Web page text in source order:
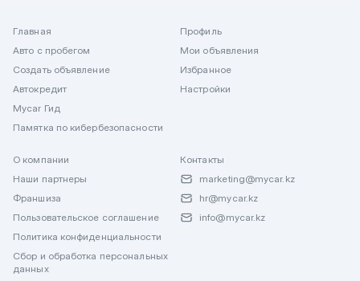
Главная
Авто с пробегом
Создать объявление
Автокредит
Mycar Гид
Памятка по кибербезопасности
Профиль
Мои объявления
Избранное
Настройки
О компании
Наши партнеры
Франшиза
Пользовательское соглашение
Политика конфиденциальности
Сбор и обработка персональных
данных
Контакты
marketing@mycar.kz
hr@mycar.kz
info@mycar.kz